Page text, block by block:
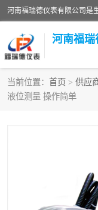
河南福瑞
当前位置： 首页 > 供应
液位测量 操作简单
液位计